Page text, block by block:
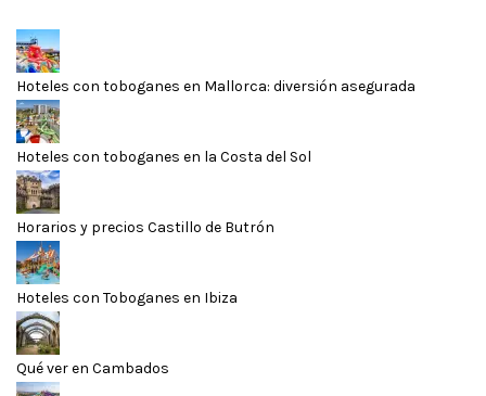
Hoteles con toboganes en Mallorca: diversión asegurada
Hoteles con toboganes en la Costa del Sol
Horarios y precios Castillo de Butrón
Hoteles con Toboganes en Ibiza
Qué ver en Cambados